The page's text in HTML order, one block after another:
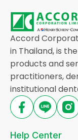
Accord
in Thailand, is
products and
practitioners,
institutional
Help Center